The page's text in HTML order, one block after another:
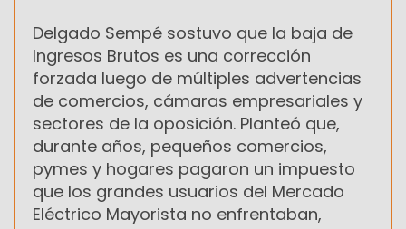
Delgado Sempé sostuvo que la baja de
Ingresos Brutos es una corrección
forzada luego de múltiples advertencias
de comercios, cámaras empresariales y
sectores de la oposición. Planteó que,
durante años, pequeños comercios,
pymes y hogares pagaron un impuesto
que los grandes usuarios del Mercado
Eléctrico Mayorista no enfrentaban,